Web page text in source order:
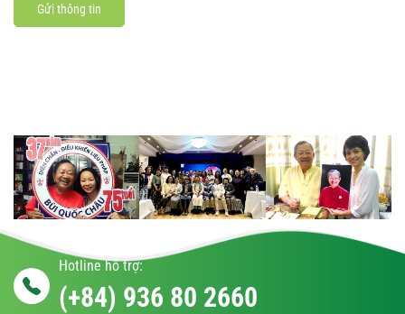
Gửi thông tin
Hotline hỗ trợ:
(+84) 936 80 2660